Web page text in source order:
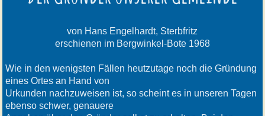
von Hans Engelhardt, Sterbfritz
erschienen im Bergwinkel-Bote 1968
Wie in den wenigsten Fällen heutzutage noch die Gründung
eines Ortes an Hand von
Urkunden nachzuweisen ist, so scheint es in unseren Tagen
ebenso schwer, genauere